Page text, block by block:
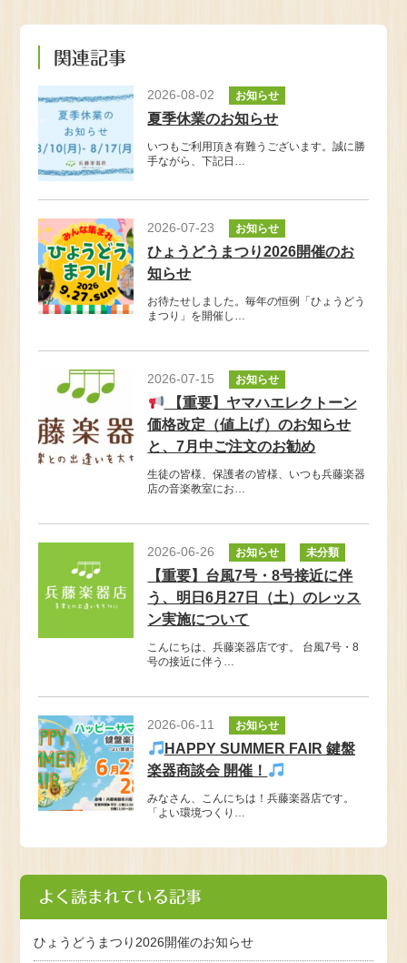
関連記事
2026-08-02 お知らせ
夏季休業のお知らせ
いつもご利用頂き有難うございます。誠に勝
手ながら、下記日…
2026-07-23 お知らせ
ひょうどうまつり2026開催のお
知らせ
お待たせしました。毎年の恒例「ひょうどう
まつり」を開催し…
2026-07-15 お知らせ
【重要】ヤマハエレクトーン
価格改定（値上げ）のお知らせ
と、7月中ご注文のお勧め
生徒の皆様、保護者の皆様、いつも兵藤楽器
店の音楽教室にお…
2026-06-26 お知らせ 未分類
【重要】台風7号・8号接近に伴
う、明日6月27日（土）のレッス
ン実施について
こんにちは、兵藤楽器店です。 台風7号・8
号の接近に伴う…
2026-06-11 お知らせ
HAPPY SUMMER FAIR 鍵盤
楽器商談会 開催！
みなさん、こんにちは！兵藤楽器店です。
「よい環境つくり…
よく読まれている記事
ひょうどうまつり2026開催のお知らせ